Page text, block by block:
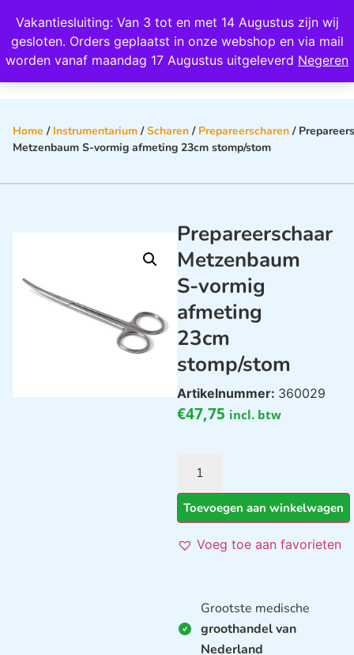
Vakantiesluiting: Van 3 tot en met 14 Augustus zijn wij
gesloten. Orders geplaatst in onze webshop en via mail
worden vanaf maandag 17 Augustus uitgeleverd Negeren
Wij scoren een 4,8 op Google
Home / Instrumentarium /Scharen / Prepareerscharen /
Metzenbaum S-vormig afmeting 23cm stomp/stom
Prepareerschaar
Metzenbaum
S-vormig
afmeting
23cm
stomp/stom
Artikelnummer: 360029
€47,75 incl. btw
Toevoegen aan winkelwagen
Voeg toe aan favorieten
Grootste medische
groothandel van
Nederland